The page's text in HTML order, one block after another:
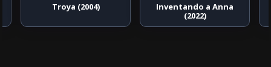
Troya (2004)
Inventando a Anna
(2022)